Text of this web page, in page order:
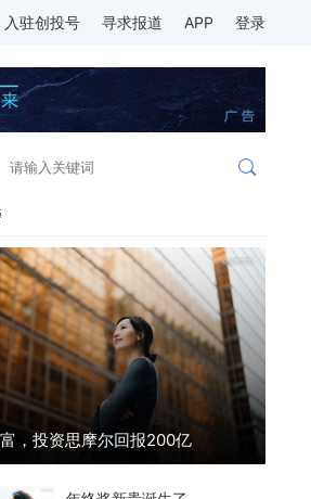
入驻创投号 寻求报道 APP 登录
，投资思摩尔回报200亿